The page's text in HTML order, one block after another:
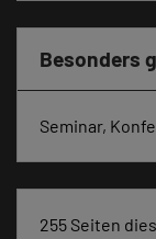
Besonders
Seminar,
255 Seiten